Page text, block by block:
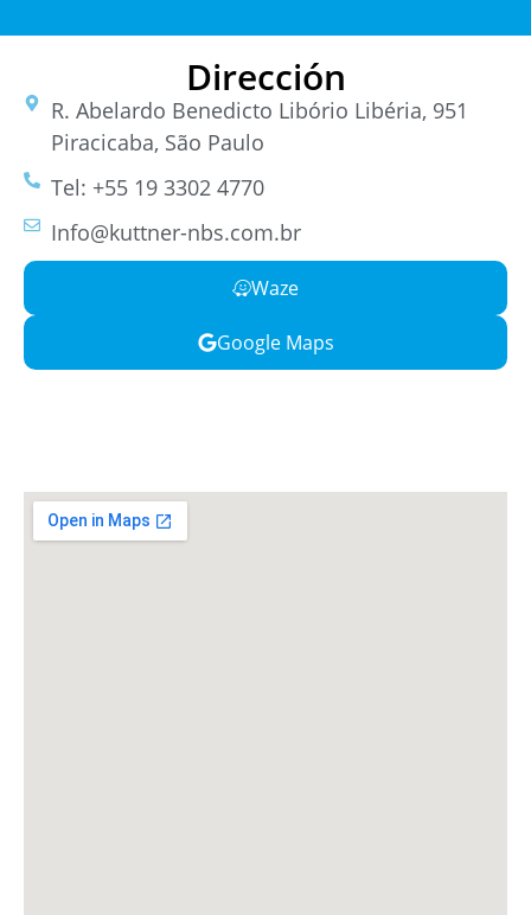
Dirección
R. Abelardo Benedicto Libório Libéria, 951
Piracicaba, São Paulo
Tel: +55 19 3302 4770
Info@kuttner-nbs.com.br
Waze
Google Maps